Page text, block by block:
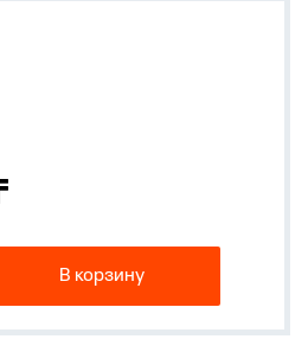
В корзину